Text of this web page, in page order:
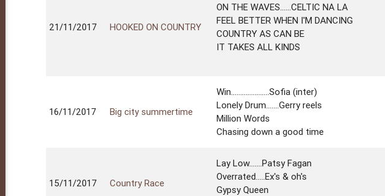
21/11/2017 HOOKED ON COUNTRY
ON THE WAVES......CELTIC NA LA
FEEL BETTER WHEN I'M DANCING
COUNTRY AS CAN BE
IT TAKES ALL KINDS
16/11/2017 Big city summertime
Win.....................Sofia (inter)
Lonely Drum.......Gerry reels
Million Words
Chasing down a good time
15/11/2017 Country Race
Lay Low.......Patsy Fagan
Overrated.....Ex's & oh's
Gypsy Queen